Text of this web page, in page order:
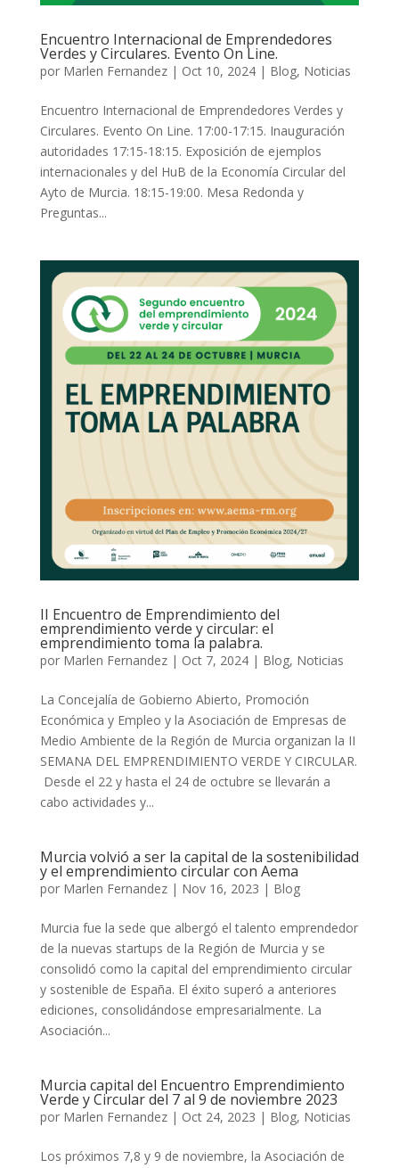
Encuentro Internacional de Emprendedores
Verdes y Circulares. Evento On Line.
por Marlen Fernandez| Oct 10, 2024| Blog, Noticias
Encuentro Internacional de Emprendedores Verdes y
Circulares. Evento On Line. 17:00-17:15. Inauguración
autoridades 17:15-18:15. Exposición de ejemplos
internacionales y del HuB de la Economía Circular del
Ayto de Murcia. 18:15-19:00. Mesa Redonda y
Preguntas...
II Encuentro de Emprendimiento del
emprendimiento verde y circular: el
emprendimiento toma la palabra.
por Marlen Fernandez| Oct 7, 2024| Blog, Noticias
La Concejalía de Gobierno Abierto, Promoción
Económica y Empleo y la Asociación de Empresas de
Medio Ambiente de la Región de Murcia organizan la II
SEMANA DEL EMPRENDIMIENTO VERDE Y CIRCULAR.
Desde el 22 y hasta el 24 de octubre se llevarán a
cabo actividades y...
Murcia volvió a ser la capital de la sostenibilidad
y el emprendimiento circular con Aema
por Marlen Fernandez| Nov 16, 2023 | Blog
Murcia fue la sede que albergó el talento emprendedor
de la nuevas startups de la Región de Murcia y se
consolidó como la capital del emprendimiento circular
y sostenible de España. El éxito superó a anteriores
ediciones, consolidándose empresarialmente. La
Asociación...
Murcia capital del Encuentro Emprendimiento
Verde y Circular del 7 al 9 de noviembre 2023
por Marlen Fernandez| Oct 24, 2023 | Blog, Noticias
Los próximos 7,8 y 9 de noviembre, la Asociación de